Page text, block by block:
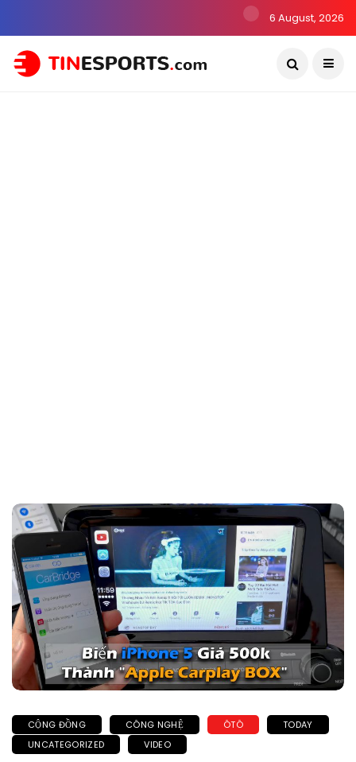
6 August, 2026
CỘNG ĐỒNG CÔNG NGHỆ ÔTÔ
TODAY
UNCATEGORIZED
VIDEO